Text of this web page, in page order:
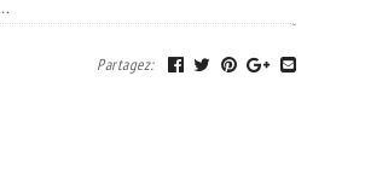
Partagez: